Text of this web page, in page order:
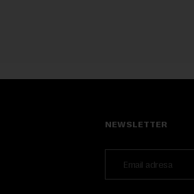
NEWSLETTER